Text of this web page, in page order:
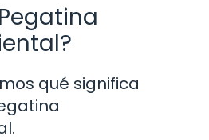
qué significa